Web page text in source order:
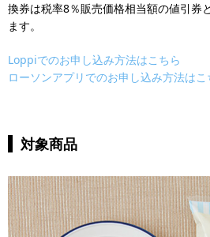
換券は税率8％販売価格相当額の値引券
ます。
Loppiでのお申し込み方法はこちら
ローソンアプリでのお申し込み方法はこ
対象商品